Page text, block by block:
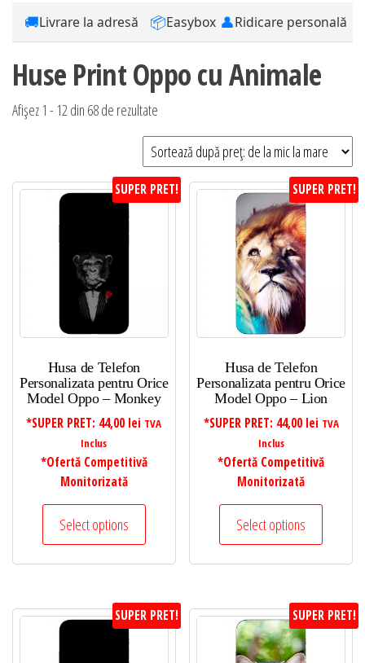
🚚Livrare la adresă 📦Easybox 👤Ridicare personală
Huse Print Oppo cu Animale
Afișez 1 - 12 din 68 de rezultate
după
preț:
de
la
SUPER PRET!
Husa de Telefon
Personalizata pentru Orice
Model Oppo – Monkey
*SUPER PRET: 44,00 lei TVA
Inclus
*Ofertă Competitivă
Monitorizată
Select options
SUPER PRET!
Husa de Telefon
Personalizata pentru Orice
Model Oppo – Lion
*SUPER PRET: 44,00 lei TVA
Inclus
*Ofertă Competitivă
Monitorizată
Select options
SUPER PRET! SUPER PRET!